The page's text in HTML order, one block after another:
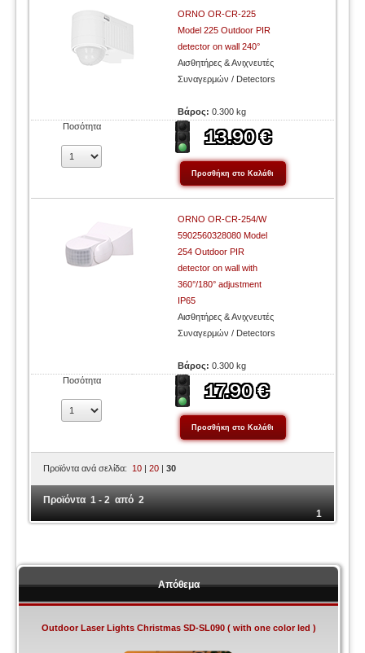
ORNO OR-CR-225
Model 225 Outdoor PIR
detector on wall 240°
Αισθητήρες & Ανιχνευτές
Συναγερμών / Detectors
Βάρος:0.300 kg
Ποσότητα
ORNO OR-CR-254/W
5902560328080 Model
254 Outdoor PIR
detector on wall with
360°/180° adjustment
IP65
Αισθητήρες & Ανιχνευτές
Συναγερμών / Detectors
Βάρος:0.300 kg
Ποσότητα
Προϊόντα ανά σελίδα: 10 |20 |30
Προϊόντα 1 - 2 από 2
1
Απόθεμα
Outdoor Laser Lights Christmas SD-SL090 ( with one color led )